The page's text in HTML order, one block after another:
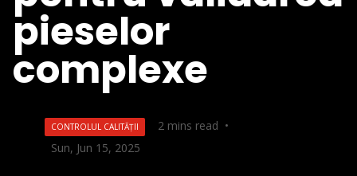
pieselor
complexe
CONTROLUL CALITĂȚII 2 mins read •
Sun, Jun 15, 2025